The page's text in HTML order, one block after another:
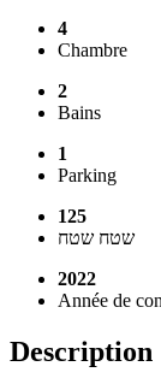
4
Chambre
2
Bains
1
Parking
125
שטח שטח
2022
Année de
Description